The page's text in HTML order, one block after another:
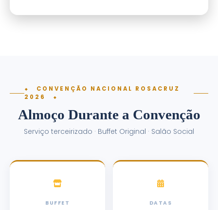
⬥ CONVENÇÃO NACIONAL ROSACRUZ
2026 ⬥
Almoço Durante a Convenção
Serviço terceirizado · Buffet Original · Salão Social
BUFFET DATAS